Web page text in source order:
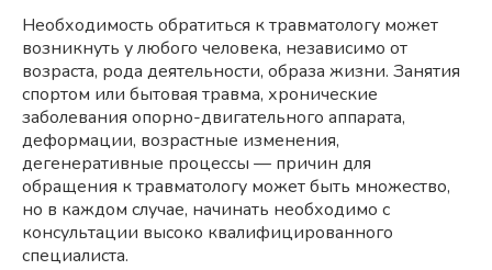
Необходимость обратиться к травматологу может
возникнуть у любого человека, независимо от
возраста, рода деятельности, образа жизни. Занятия
спортом или бытовая травма, хронические
заболевания опорно-двигательного аппарата,
деформации, возрастные изменения,
дегенеративные процессы — причин для
обращения к травматологу может быть множество,
но в каждом случае, начинать необходимо с
консультации высоко квалифицированного
специалиста.